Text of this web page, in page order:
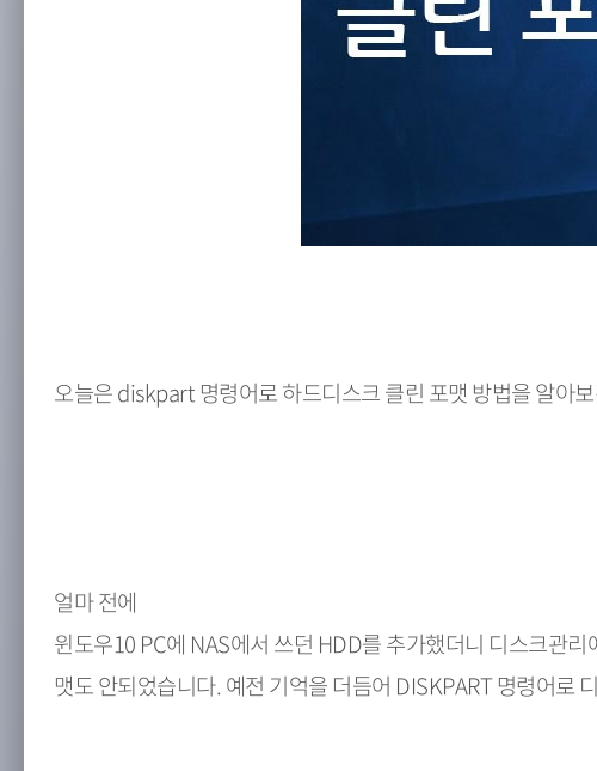
오늘은 diskpart 명령어로 하드디스크 클린 포맷 방법을 알아
얼마 전에
윈도우10 PC에 NAS에서 쓰던 HDD를 추가했더니 디스크관리
맷도 안되었습니다. 예전 기억을 더듬어 DISKPART 명령어로